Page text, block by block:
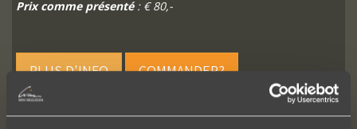
Prix comme présenté: € 80,-
PLUS D'INFO COMMANDER?